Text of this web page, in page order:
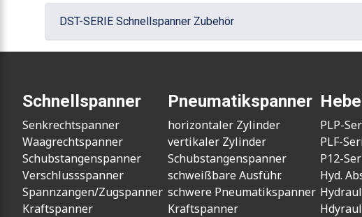
DST-SERIE Schnellspanner Zubehör
Schnellspanner
Senkrechtspanner
Waagrechtspanner
Schubstangenspanner
Verschlussspanner
Spannzangen/Zugspanner
Kraftspanner
Pneumatikspanner
horizontaler Zylinder
vertikaler Zylinder
Schubstangenspanner
schweißbare Ausführ.
schwere Pneumatikspanner
Kraftspanner
PLP-
PLF-
P12-
Hyd.